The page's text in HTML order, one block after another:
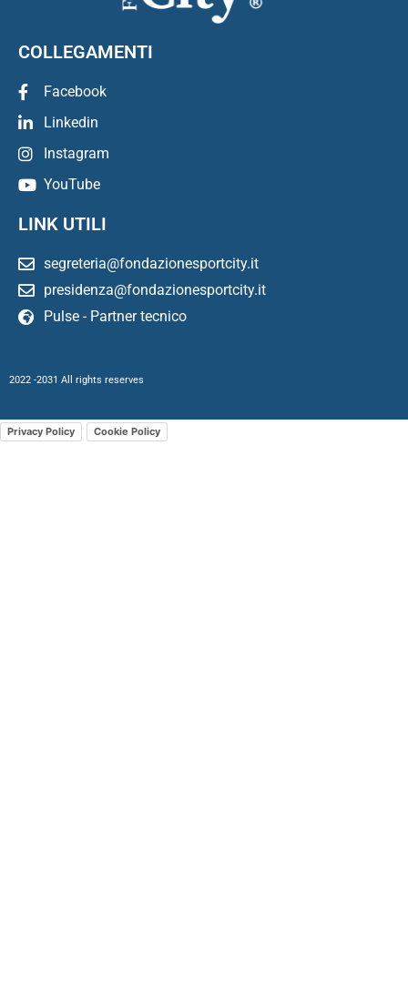
COLLEGAMENTI
Facebook
Linkedin
Instagram
YouTube
LINK UTILI
segreteria@fondazionesportcity.it
presidenza@fondazionesportcity.it
Pulse - Partner tecnico
2022 -2031 All rights reserves
Privacy Policy Cookie Policy